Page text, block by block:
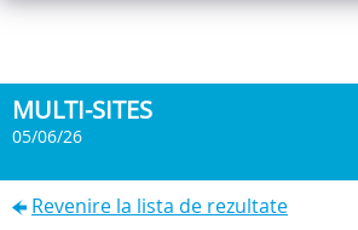
MULTI-SITES
05/06/26
Revenire la lista de rezultate